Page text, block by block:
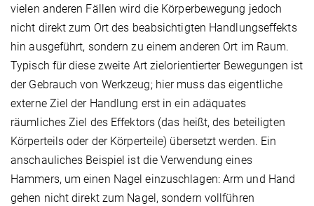
vielen anderen Fällen wird die Körperbewegung jedoch
nicht direkt zum Ort des beabsichtigten Handlungseffekts
hin ausgeführt, sondern zu einem anderen Ort im Raum.
Typisch für diese zweite Art zielorientierter Bewegungen ist
der Gebrauch von Werkzeug; hier muss das eigentliche
externe Ziel der Handlung erst in ein adäquates
räumliches Ziel des Effektors (das heißt, des beteiligten
Körperteils oder der Körperteile) übersetzt werden. Ein
anschauliches Beispiel ist die Verwendung eines
Hammers, um einen Nagel einzuschlagen: Arm und Hand
gehen nicht direkt zum Nagel, sondern vollführen